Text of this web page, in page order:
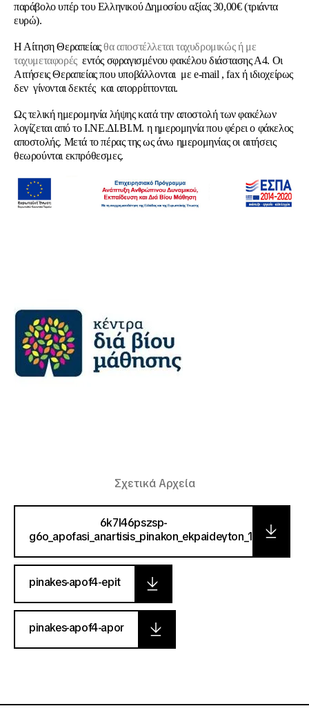
παράβολο υπέρ του Ελληνικού Δημοσίου αξίας 30,00€ (τριάντα
ευρώ).
Η Αίτηση Θεραπείαςθα αποστέλλεται ταχυδρομικώς ή με
ταχυμεταφορές εντός σφραγισμένου φακέλου διάστασης Α4. Οι
Αιτήσεις Θεραπείας που υποβάλλονται με e-mail , fax ή ιδιοχείρως
δεν γίνονται δεκτές και απορρίπτονται.
Ως τελική ημερομηνία λήψης κατά την αποστολή των φακέλων
λογίζεται από το Ι.ΝΕ.ΔΙ.ΒΙ.Μ. η ημερομηνία που φέρει ο φάκελος
αποστολής. Μετά το πέρας της ως άνω ημερομηνίας οι αιτήσεις
θεωρούνται εκπρόθεσμες.
Σχετικά Αρχεία
6k7l46pszsp-
g6o_apofasi_anartisis_pinakon_ekpaideyton_1
pinakes-apof4-epit
pinakes-apof4-apor